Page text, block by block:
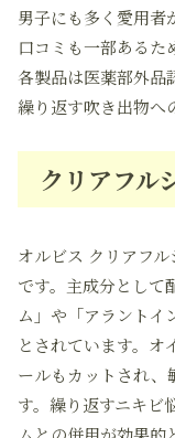
男子にも多く愛用者
口コミも一部あるた
各製品は医薬部外品
繰り返す吹き出物へ
クリアフル
オルビス クリアフ
です。主成分として
ム」や「アラントイ
とされています。オ
ールもカットされ、
す。繰り返すニキビ